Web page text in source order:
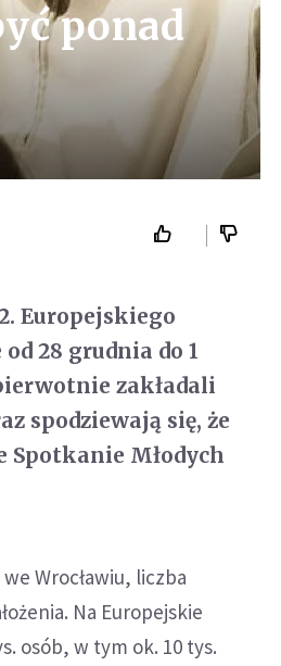
ponad
Europejskiego
28 grudnia do 1
zakładali
spodziewają się, że
Spotkanie Młodych
Wrocławiu, liczba
Na Europejskie
osób, w tym ok. 10 tys.